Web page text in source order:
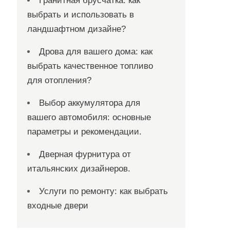
выбрать и использовать в
ландшафтном дизайне?
Дрова для вашего дома: как
выбрать качественное топливо
для отопления?
Выбор аккумулятора для
вашего автомобиля: основные
параметры и рекомендации.
Дверная фурнитура от
итальянских дизайнеров.
Услуги по ремонту: как выбрать
входные двери